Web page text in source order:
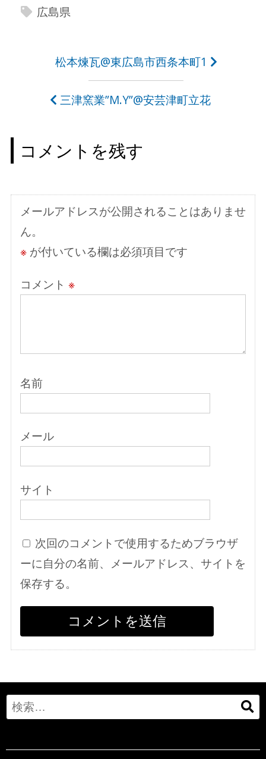
広島県
ビ
ゲ
シ
ョ
ン
松本煉瓦@東広島市西条本町1
三津窯業”M.Y”@安芸津町立花
コメントを残す
メールアドレスが公開されることはありませ
ん。
※が付いている欄は必須項目です
コメント ※
名前
メール
サイト
次回のコメントで使用するためブラウザ
ーに自分の名前、メールアドレス、サイトを
保存する。
Search
for: